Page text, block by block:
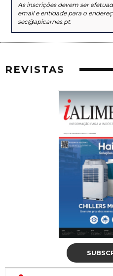
As inscrições devem ser
email e entidade para o
sec@apicarnes.pt.
REVISTAS